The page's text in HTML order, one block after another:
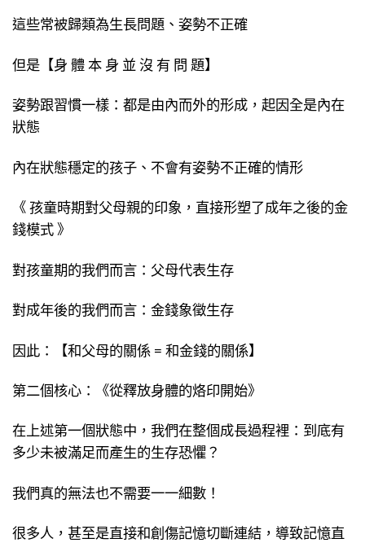
這些常被歸類為生長問題、姿勢不正確
但是【身 體 本 身 並 沒 有 問 題】
姿勢跟習慣一樣：都是由內而外的形成，起因全是內在
狀態
內在狀態穩定的孩子、不會有姿勢不正確的情形
《 孩童時期對父母親的印象，直接形塑了成年之後的金
錢模式 》
對孩童期的我們而言：父母代表生存
對成年後的我們而言：金錢象徵生存
因此：【和父母的關係 = 和金錢的關係】
第二個核心：《從釋放身體的烙印開始》
在上述第一個狀態中，我們在整個成長過程裡：到底有
多少未被滿足而產生的生存恐懼？
我們真的無法也不需要一一細數！
很多人，甚至是直接和創傷記憶切斷連結，導致記憶直